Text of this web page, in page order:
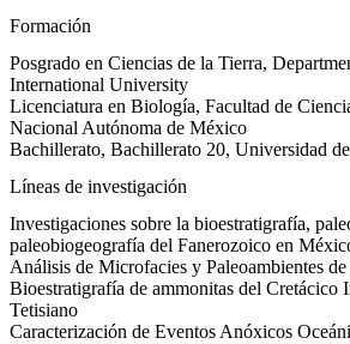
Formación
Posgrado en Ciencias de la Tierra,
International University
Licenciatura en Biología, Facultad de
Nacional Autónoma de México
Bachillerato, Bachillerato 20, Universidad
Líneas de investigación
Investigaciones sobre la bioestratigrafía,
paleobiogeografía del Fanerozoico en
Análisis de Microfacies y Paleoambientes de
Bioestratigrafía de ammonitas del
Tetisiano
Caracterización de Eventos Anóxicos